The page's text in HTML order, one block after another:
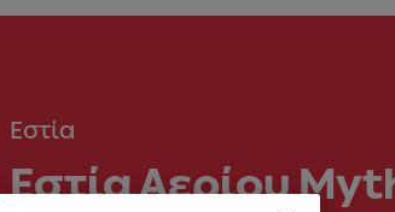
Εστία
Εστία Αερίου